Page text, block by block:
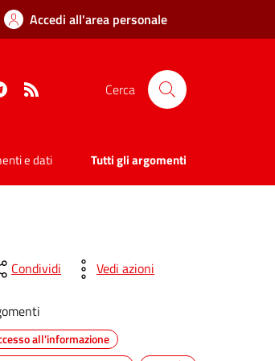
Accedi all'area personale
Telegram Cerca
e dati Tutti gli argomenti
Condividi Vedi azioni
all'informazione